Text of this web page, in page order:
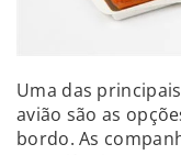
Uma das
avião são as
bordo. As